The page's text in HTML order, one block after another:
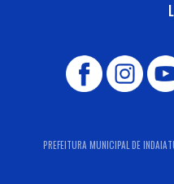
PREFEITURA MUNICIPAL DE